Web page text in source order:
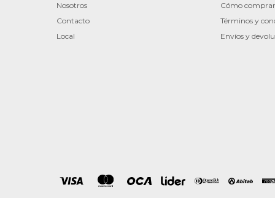
Nosotros
Contacto
Local
Cómo comprar
Términos y
Envíos y